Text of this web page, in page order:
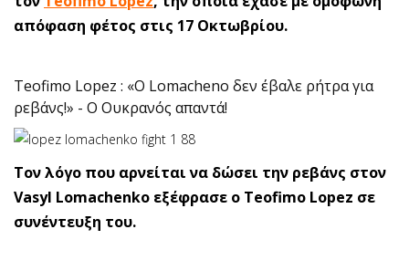
απόφαση φέτος στις 17 Οκτωβρίου.
Teofimo Lopez : «Ο Lomacheno δεν έβαλε ρήτρα για
ρεβάνς!» - Ο Ουκρανός απαντά!
Τον λόγο που αρνείται να δώσει την ρεβάνς στον
Vasyl Lomachenko εξέφρασε ο Teofimo Lopez σε
συνέντευξη του.